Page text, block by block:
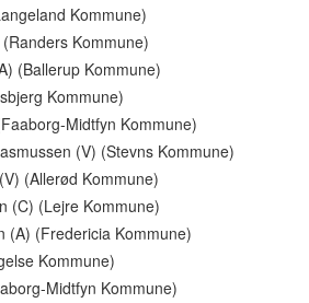
Kommune)
Kommune)
(Ballerup Kommune)
Kommune)
Midtfyn Kommune)
(V) (Stevns Kommune)
(Allerød Kommune)
(C) (Lejre Kommune)
(A) (Fredericia Kommune)
Kommune)
Midtfyn Kommune)